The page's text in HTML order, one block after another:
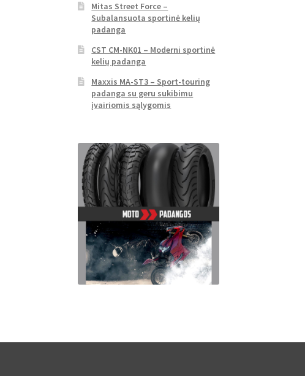
Mitas Street Force –
Subalansuota sportinė kelių
padanga
CST CM-NK01 – Moderni sportinė
kelių padanga
Maxxis MA-ST3 – Sport-touring
padanga su geru sukibimu
įvairiomis sąlygomis